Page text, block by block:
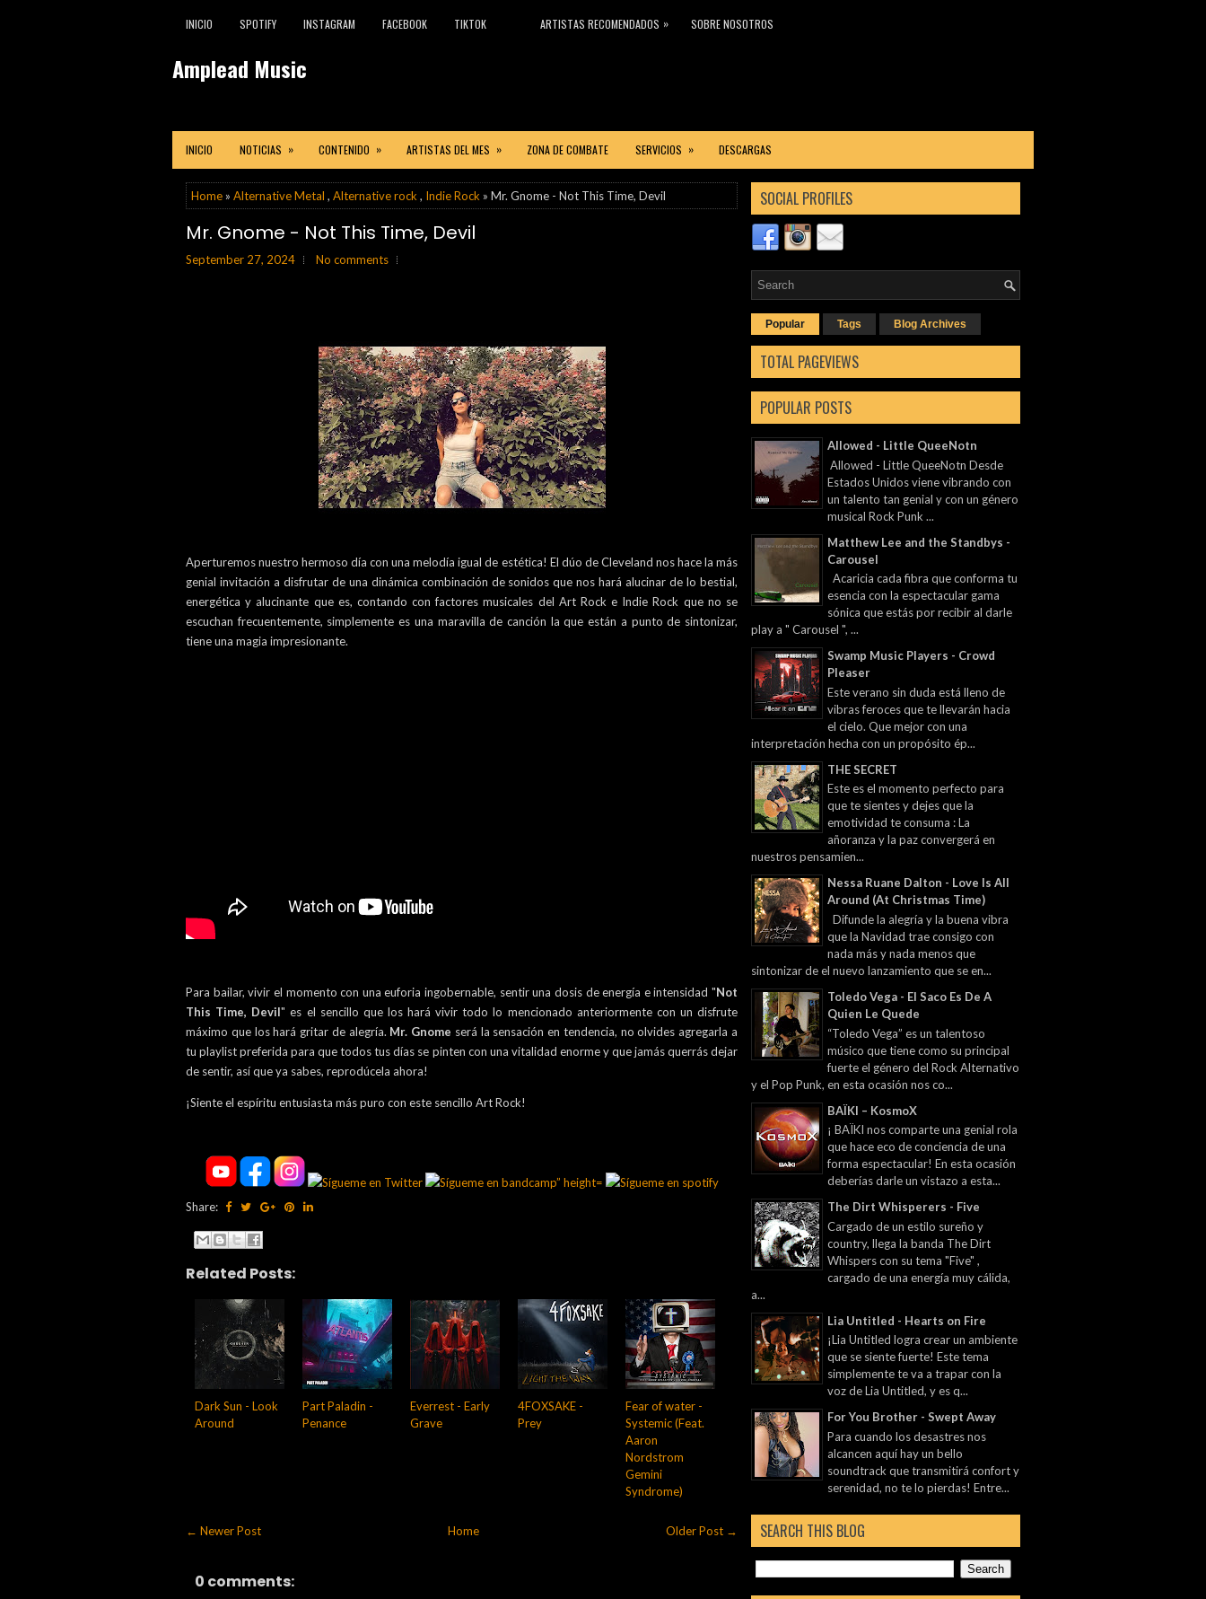
INICIO SPOTIFY INSTAGRAM FACEBOOK TIKTOK ARTISTAS RECOMENDADOS » SOBRE NOSOTROS
Amplead Music
INICIO NOTICIAS » CONTENIDO » ARTISTAS DEL MES » ZONA DE COMBATE SERVICIOS » DESCARGAS
Home » Alternative Metal , Alternative rock , Indie Rock » Mr. Gnome - Not This Time, Devil
Mr. Gnome - Not This Time, Devil
September 27, 2024 No comments
Aperturemos nuestro hermoso día con una melodía igual de estética! El dúo de Cleveland nos hace la más
genial invitación a disfrutar de una dinámica combinación de sonidos que nos hará alucinar de lo bestial,
energética y alucinante que es, contando con factores musicales del Art Rock e Indie Rock que no se
escuchan frecuentemente, simplemente es una maravilla de canción la que están a punto de sintonizar,
tiene una magia impresionante.
Para bailar, vivir el momento con una euforia ingobernable, sentir una dosis de energía e intensidad "Not
This Time, Devil" es el sencillo que los hará vivir todo lo mencionado anteriormente con un disfrute
máximo que los hará gritar de alegría. Mr. Gnome será la sensación en tendencia, no olvides agregarla a
tu playlist preferida para que todos tus días se pinten con una vitalidad enorme y que jamás querrás dejar
de sentir, así que ya sabes, reprodúcela ahora!
¡Siente el espíritu entusiasta más puro con este sencillo Art Rock!
Share:
Related Posts:
Dark Sun - Look
Around
Part Paladin -
Penance
Everrest - Early
Grave
4FOXSAKE -
Prey
Fear of water -
Systemic (Feat.
Aaron
Nordstrom
Gemini
Syndrome)
← Newer Post Older Post →
Home
0 comments:
SOCIAL PROFILES
Popular Tags Blog Archives
TOTAL PAGEVIEWS
POPULAR POSTS
Allowed - Little QueeNotn
Allowed - Little QueeNotn Desde
Estados Unidos viene vibrando con
un talento tan genial y con un género
musical Rock Punk ...
Matthew Lee and the Standbys -
Carousel
Acaricia cada fibra que conforma tu
esencia con la espectacular gama
sónica que estás por recibir al darle
play a " Carousel ", ...
Swamp Music Players - Crowd
Pleaser
Este verano sin duda está lleno de
vibras feroces que te llevarán hacia
el cielo. Que mejor con una
interpretación hecha con un propósito ép...
THE SECRET
Este es el momento perfecto para
que te sientes y dejes que la
emotividad te consuma : La
añoranza y la paz convergerá en
nuestros pensamien...
Nessa Ruane Dalton - Love Is All
Around (At Christmas Time)
Difunde la alegría y la buena vibra
que la Navidad trae consigo con
nada más y nada menos que
sintonizar de el nuevo lanzamiento que se en...
Toledo Vega - El Saco Es De A
Quien Le Quede
“Toledo Vega” es un talentoso
músico que tiene como su principal
fuerte el género del Rock Alternativo
y el Pop Punk, en esta ocasión nos co...
BAÏKI – KosmoX
¡ BAÏKI nos comparte una genial rola
que hace eco de conciencia de una
forma espectacular! En esta ocasión
deberías darle un vistazo a esta...
The Dirt Whisperers - Five
Cargado de un estilo sureño y
country, llega la banda The Dirt
Whispers con su tema "Five" ,
cargado de una energía muy cálida,
a...
Lia Untitled - Hearts on Fire
¡Lia Untitled logra crear un ambiente
que se siente fuerte! Este tema
simplemente te va a trapar con la
voz de Lia Untitled, y es q...
For You Brother - Swept Away
Para cuando los desastres nos
alcancen aquí hay un bello
soundtrack que transmitirá confort y
serenidad, no te lo pierdas! Entre...
SEARCH THIS BLOG